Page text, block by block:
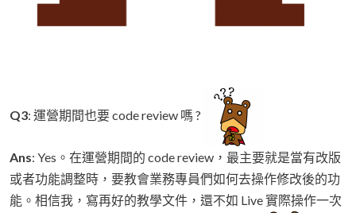
Q3: 運營期間也要 code review 嗎 ?
Ans: Yes。在運營期間的 code review，最主要就是當有改版
或者功能調整時，要教會業務專員們如何去操作修改後的功
能。相信我，寫再好的教學文件，還不如 Live 實際操作一次